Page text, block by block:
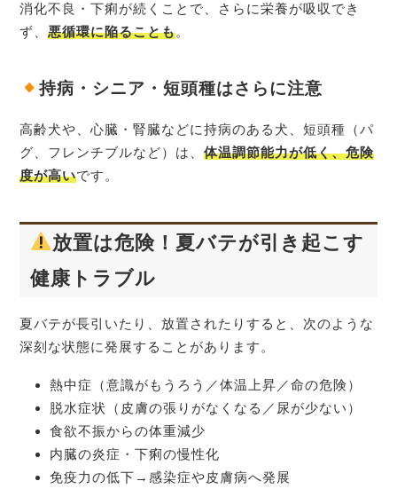
消化不良・下痢が続くことで、さらに栄養が吸収でき
ず、悪循環に陥ることも。
持病・シニア・短頭種はさらに注意
高齢犬や、心臓・腎臓などに持病のある犬、短頭種（パ
グ、フレンチブルなど）は、体温調節能力が低く、危険
度が高いです。
放置は危険！夏バテが引き起こす
健康トラブル
夏バテが長引いたり、放置されたりすると、次のような
深刻な状態に発展することがあります。
熱中症（意識がもうろう／体温上昇／命の危険）
脱水症状（皮膚の張りがなくなる／尿が少ない）
食欲不振からの体重減少
内臓の炎症・下痢の慢性化
免疫力の低下→感染症や皮膚病へ発展